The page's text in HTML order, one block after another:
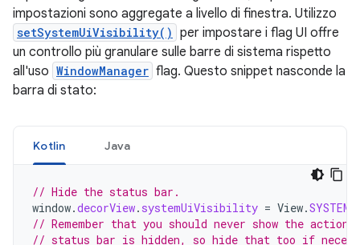
impostazioni sono aggregate a livello di finestra. Utilizzo
setSystemUiVisibility() per impostare i flag UI offre
un controllo più granulare sulle barre di sistema rispetto
all'uso WindowManager flag. Questo snippet nasconde la
barra di stato:
Kotlin Java
// Hide the status bar.
window.decorView. systemUiVisibility = View.
// Remember that you should never show the
// status bar is hidden, so hide that too if